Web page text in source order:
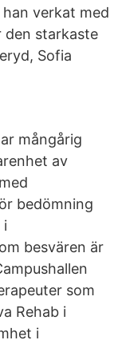
verkat med
den starkaste
Sofia
mångårig
av
bedömning
i
besvären är
som
Rehab i
i